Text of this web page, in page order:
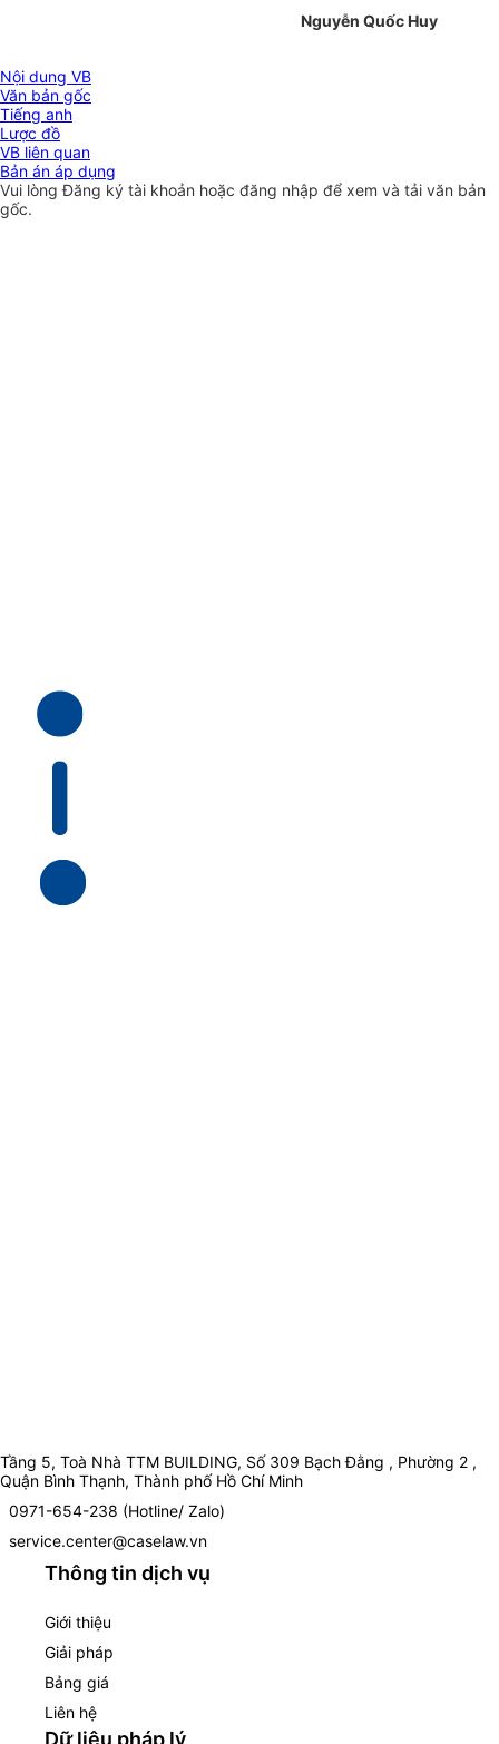
Nguyễn Quốc Huy
Nội dung VB
Văn bản gốc
Tiếng anh
Lược đồ
VB liên quan
Bản án áp dụng
Vui lòngĐăng ký tài khoản hoặc đăng nhập để xem và tải văn bản
gốc.
Tầng 5, Toà Nhà TTM BUILDING, Số 309 Bạch Đằng , Phường 2 ,
Quận Bình Thạnh, Thành phố Hồ Chí Minh
0971-654-238 (Hotline/ Zalo)
service.center@caselaw.vn
Thông tin dịch vụ
Giới thiệu
Giải pháp
Bảng giá
Liên hệ
Dữ liệu pháp lý